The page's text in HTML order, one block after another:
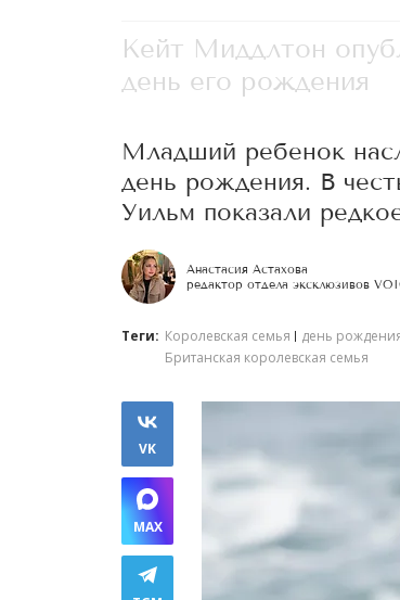
Кейт Миддлтон
день его рождения
Младший ребенок
день рождения. В
Уильм показали
Анастасия Астахова
редактор отдела эксклюзивов
Теги: Королевская семья день
Британская королевская семья
VK
MAX